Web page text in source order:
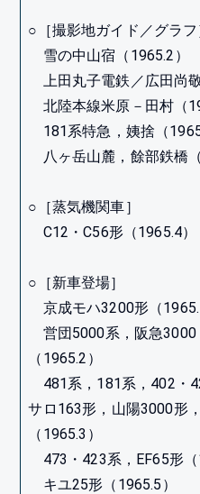
○［撮影地ガイド／グラフ
雪の中山宿（1965.2）
上田丸子電鉄／広田尚敬
北陸本線米原－田村（
181系特急，姨捨（
八ヶ岳山麓，餘部鉄橋（
○［蒸気機関車］
C12・C56形（1965.4）
○［新車登場］
京成モハ3200形（
営団5000系，阪急3000
（1965.2）
481系，181系，402・
サロ163形，山陽3000形
（1965.3）
473・423系，EF65形（
キユ25形（1965.5）